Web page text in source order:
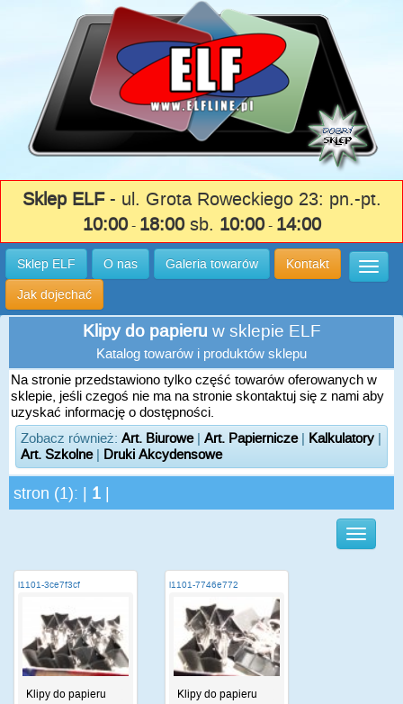
Sklep ELF- ul. Grota Roweckiego 23: pn.-pt.
10:00- 18:00sb. 10:00- 14:00
Sklep ELF O nas Galeria towarów Kontakt
Jak dojechać
Klipy do papieru w sklepie ELF
Katalog towarów i produktów sklepu
Na stronie przedstawiono tylko część towarów oferowanych w
sklepie, jeśli czegoś nie ma na stronie skontaktuj się z nami aby
uzyskać informację o dostępności.
Zobacz również: Art. Biurowe| Art. Papiernicze| Kalkulatory |
Art. Szkolne| Druki Akcydensowe
stron (1): | 1
i1101-3ce7f3cf
Klipy do papieru
i1101-7746e772
Klipy do papieru